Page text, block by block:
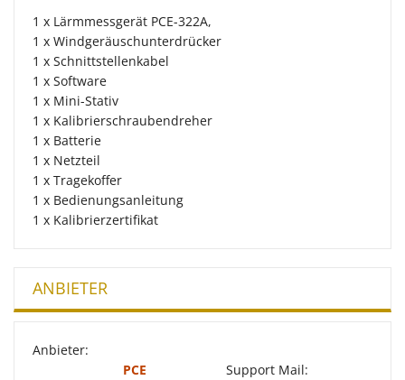
1 x Lärmmessgerät PCE-322A,
1 x Windgeräuschunterdrücker
1 x Schnittstellenkabel
1 x Software
1 x Mini-Stativ
1 x Kalibrierschraubendreher
1 x Batterie
1 x Netzteil
1 x Tragekoffer
1 x Bedienungsanleitung
1 x Kalibrierzertifikat
ANBIETER
Anbieter:
PCE
Support Mail: